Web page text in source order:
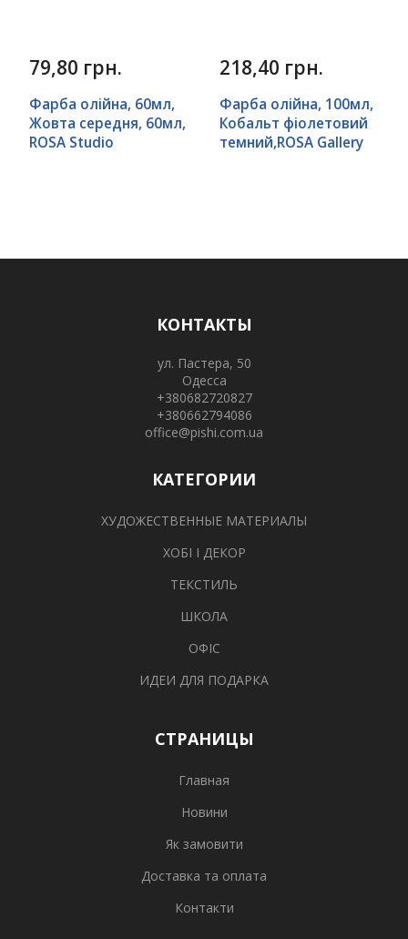
79,80 грн.
Фарба олійна, 60мл,
Жовта середня, 60мл,
ROSA Studio
218,40 грн.
Фарба олійна, 100мл,
Кобальт фіолетовий
темний,ROSA Gallery
КОНТАКТЫ
ул. Пастера, 50
Одесса
+380682720827
+380662794086
office@pishi.com.ua
КАТЕГОРИИ
ХУДОЖЕСТВЕННЫЕ МАТЕРИАЛЫ
ХОБІ І ДЕКОР
ТЕКСТИЛЬ
ШКОЛА
ОФІС
ИДЕИ ДЛЯ ПОДАРКА
СТРАНИЦЫ
Главная
Новини
Як замовити
Доставка та оплата
Контакти